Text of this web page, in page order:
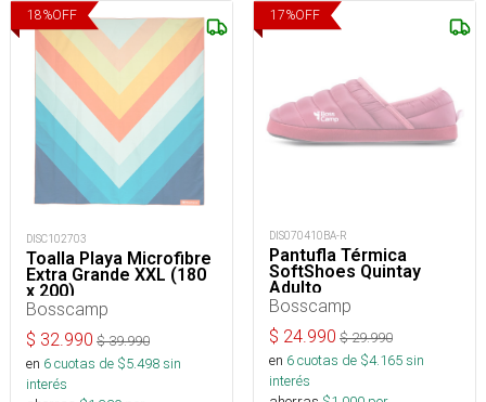
18%OFF
DISC102703
Toalla Playa Microfibre
Extra Grande XXL (180
x 200)
Bosscamp
$ 32.990 $39.990
en 6cuotas de $5.498sin
interés
17%OFF
DIS070410BA-R
Pantufla Térmica
SoftShoes Quintay
Adulto
Bosscamp
$ 24.990 $29.990
en 6cuotas de $4.165sin
interés